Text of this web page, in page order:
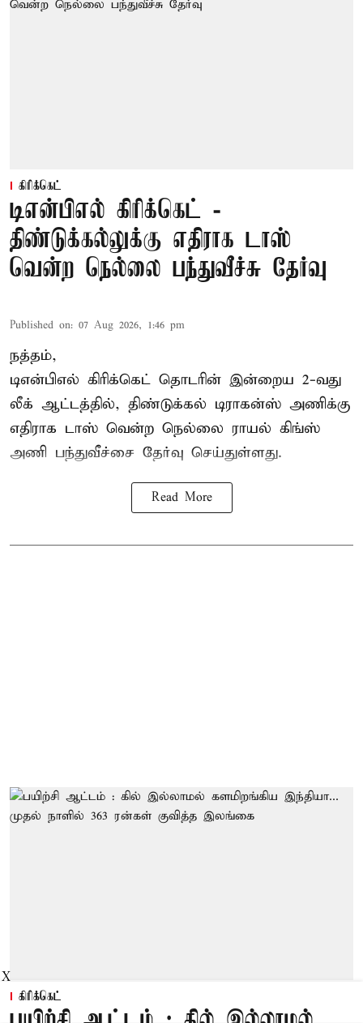
கிரிக்கெட்
டிஎன்பிஎல் கிரிக்கெட் -
திண்டுக்கல்லுக்கு எதிராக டாஸ்
வென்ற நெல்லை பந்துவீச்சு தேர்வு
Published on: 07 Aug 2026, 1:46 pm
நத்தம்,
டிஎன்பிஎல் கிரிக்கெட் தொடரின் இன்றைய 2-வது
லீக் ஆட்டத்தில், திண்டுக்கல் டிராகன்ஸ் அணிக்கு
எதிராக டாஸ் வென்ற நெல்லை ராயல் கிங்ஸ்
அணி பந்துவீச்சை தேர்வு செய்துள்ளது.
Read More
கிரிக்கெட்
X